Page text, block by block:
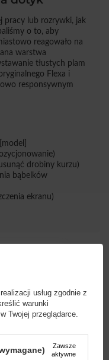
pracy lub rozrywki, jak
o to, aby
reagowało na
warstwa
tłustych plam
Flexa i
responsywnym
drobiny kurzu)
bąbelków
ekranu)
Protection
Protection sp. z
usług zgodnie z
warunki
Twojej przeglądarce.
Zawsze
aktywne